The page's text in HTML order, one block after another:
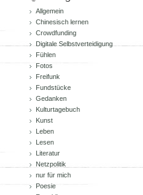
Allgemein
Chinesisch lernen
Crowdfunding
Digitale Selbstverteidigung
Fühlen
Fotos
Freifunk
Fundstücke
Gedanken
Kulturtagebuch
Kunst
Leben
Lesen
Literatur
Netzpolitik
nur für mich
Poesie